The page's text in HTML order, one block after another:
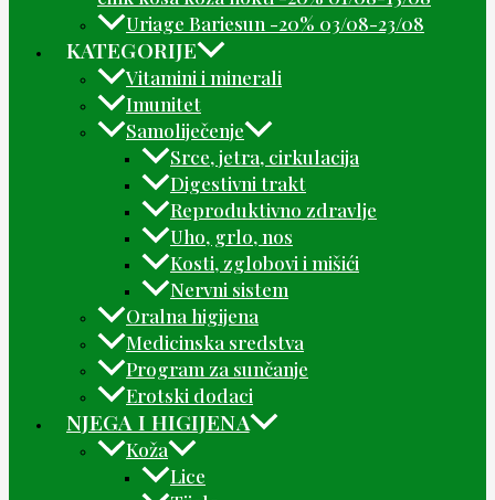
Uriage Bariesun -20% 03/08-23/08
KATEGORIJE
Vitamini i minerali
Imunitet
Samoliječenje
Srce, jetra, cirkulacija
Digestivni trakt
Reproduktivno zdravlje
Uho, grlo, nos
Kosti, zglobovi i mišići
Nervni sistem
Oralna higijena
Medicinska sredstva
Program za sunčanje
Erotski dodaci
NJEGA I HIGIJENA
Koža
Lice